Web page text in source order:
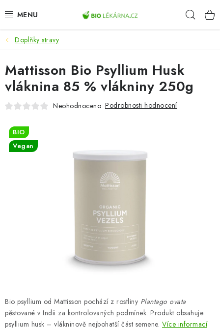
na
AKCE
DOPLŇKY STRAVY
PŘÍRODNÍ KOSMETIKA
ZDRAVÉ POTRAVINY
Odborný garant MUDr. Monika Klaudysová
Obchodní podmínky Kontakty
Slovník pojmů
Doplňky stravy
Bio psyllium od Mattisson pochází z rostliny Plantago ovata
pěstované v Indii za kontrolovaných podmínek. Produkt obsahuje
psyllium husk – vlákninově nejbohatší část semene. Více informací
Mattisson Bio Psyllium Husk
vláknina 85 % vlákniny 250g
Neohodnoceno Podrobnosti hodnocení
BIO
Vegan